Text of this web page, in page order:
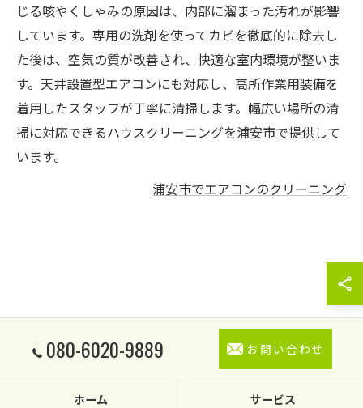
じる咳やくしゃみの原因は、内部に溜まった汚れが影響
しています。専用の洗剤を使ってカビを徹底的に除去し
た後は、空気の質が改善され、快適な室内環境が整いま
す。天井設置型エアコンにも対応し、高所作業用装備を
着用したスタッフが丁寧に清掃します。幅広い場所の清
掃に対応できるハウスクリーニングを浦安市で提供して
います。
浦安市でエアコンのクリーニング
080-6020-9889 お問い合わせ
ホーム サービス